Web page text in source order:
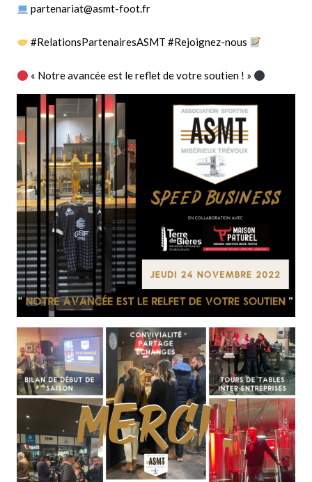
partenariat@asmt-foot.fr
#RelationsPartenairesASMT #Rejoignez-nous
« Notre avancée est le reflet de votre soutien ! »